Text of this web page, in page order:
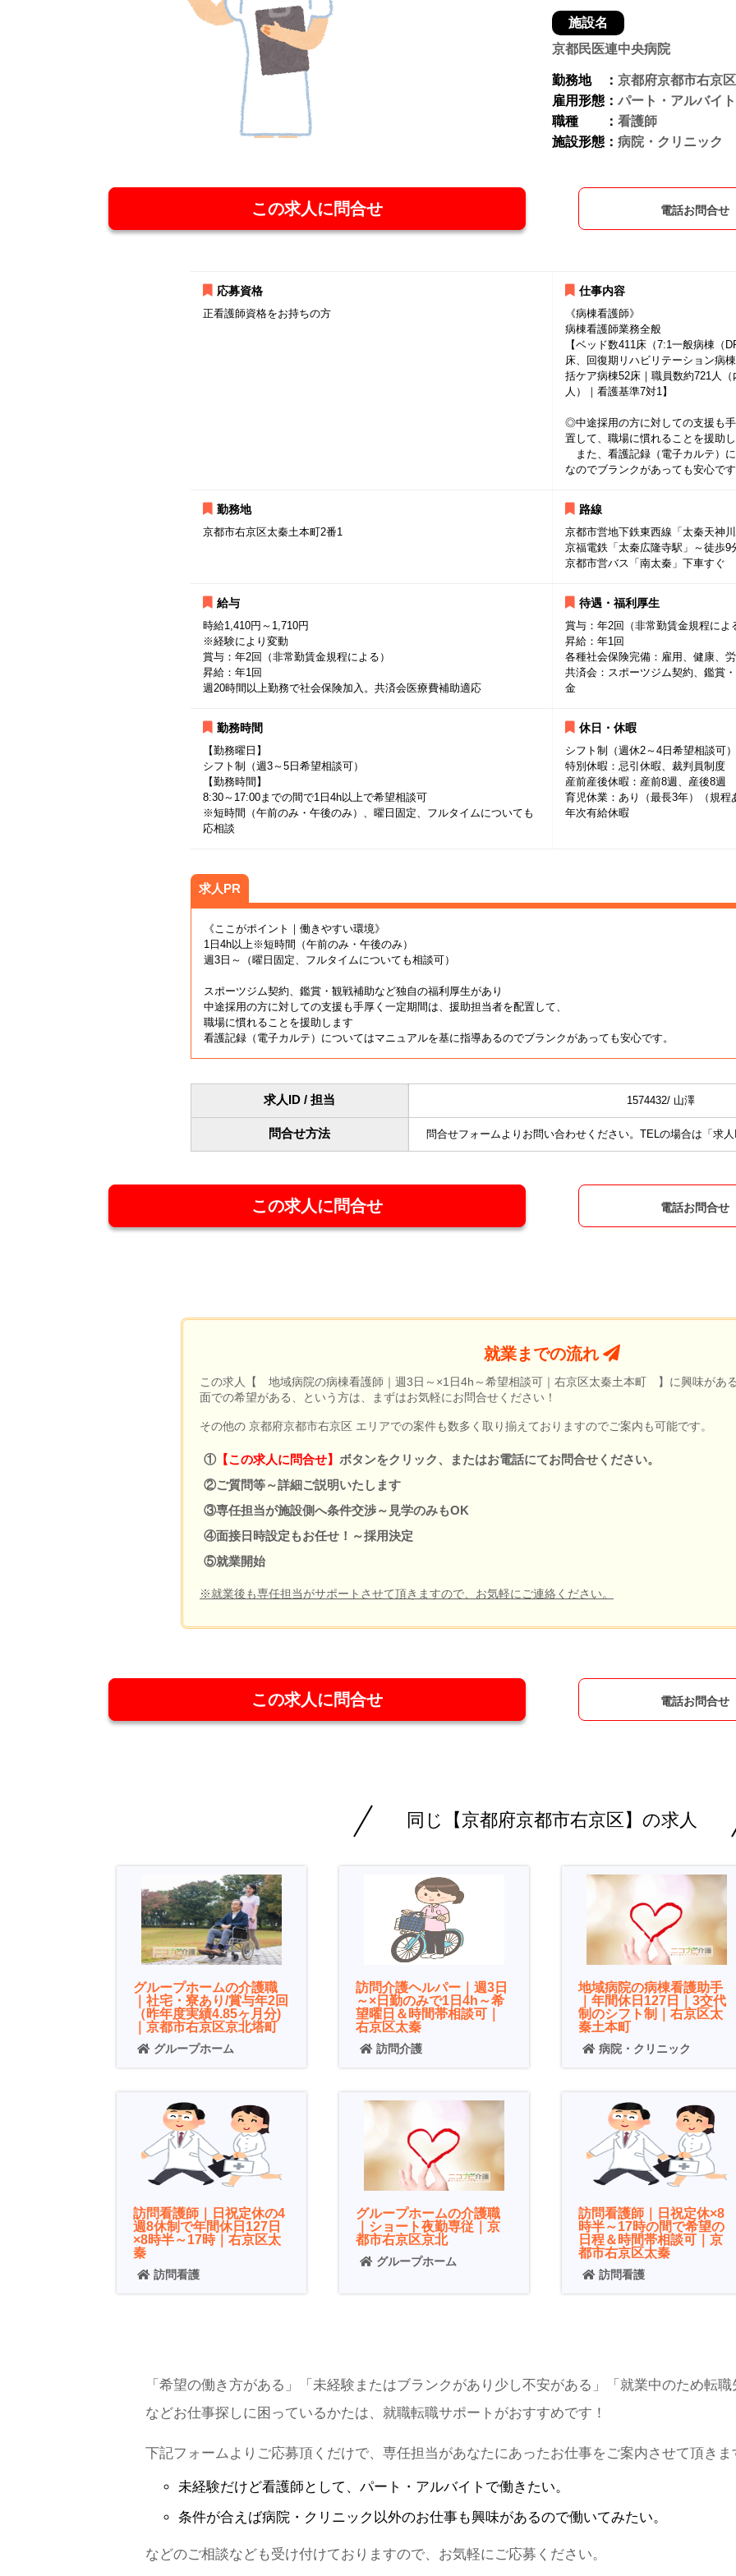
施設名
京都民医連中央病院
勤務地 ： 京都府京都市右京区
雇用形態： パート・アルバイト
職種 ： 看護師
施設形態： 病院・クリニック
この求人に問合せ 電話お問合せ
応募資格
正看護師資格をお持ちの方
仕事内容
《病棟看護師》
病棟看護師業務全般
【ベッド数411床（7:1一般病棟（
床、回復期リハビリテーション病
括ケア病棟52床｜職員数約721人
人）｜看護基準7対1】
◎中途採用の方に対しての支援も
置して、職場に慣れることを援助し
また、看護記録（電子カルテ）
なのでブランクがあっても安心です
勤務地
京都市右京区太秦土本町2番1
路線
京都市営地下鉄東西線「太秦天神
京福電鉄「太秦広隆寺駅」～徒歩9
京都市営バス「南太秦」下車すぐ
給与
時給1,410円～1,710円
※経験により変動
賞与：年2回（非常勤賃金規程による）
昇給：年1回
週20時間以上勤務で社会保険加入。共済会医療費補助適応
待遇・福利厚生
賞与：年2回（非常勤賃金規程によ
昇給：年1回
各種社会保険完備：雇用、健康、
共済会：スポーツジム契約、鑑賞
金
勤務時間
【勤務曜日】
シフト制（週3～5日希望相談可）
【勤務時間】
8:30～17:00までの間で1日4h以上で希望相談可
※短時間（午前のみ・午後のみ）、曜日固定、フルタイムについても
応相談
休日・休暇
シフト制（週休2～4日希望相談可）
特別休暇：忌引休暇、裁判員制度
産前産後休暇：産前8週、産後8週
育児休業：あり（最長3年）（規程
年次有給休暇
求人PR
《ここがポイント｜働きやすい環境》
1日4h以上※短時間（午前のみ・午後のみ）
週3日～（曜日固定、フルタイムについても相談可）
スポーツジム契約、鑑賞・観戦補助など独自の福利厚生があり
中途採用の方に対しての支援も手厚く一定期間は、援助担当者を配置して、
職場に慣れることを援助します
看護記録（電子カルテ）についてはマニュアルを基に指導あるのでブランクがあっても安心です。
求人ID / 担当 1574432/ 山澤
問合せ方法 問合せフォームよりお問い合わせください。 TELの場合は「求人
この求人に問合せ 電話お問合せ
就業までの流れ
この求人【 地域病院の病棟看護師｜週3日～×1日4h～希望相談可｜右京区太秦土本町 】に興味があ
面での希望がある、という方は、まずはお気軽にお問合せください！
その他の 京都府京都市右京区 エリアでの案件も数多く取り揃えておりますのでご案内も可能です。
① 【この求人に問合せ】 ボタンをクリック、またはお電話にてお問合せください。
②ご質問等～詳細ご説明いたします
③専任担当が施設側へ条件交渉～見学のみもOK
④面接日時設定もお任せ！～採用決定
⑤就業開始
※就業後も専任担当がサポートさせて頂きますので、お気軽にご連絡ください。
この求人に問合せ 電話お問合せ
同じ【京都府京都市右京区】の求人
グループホームの介護職
｜社宅・寮あり/賞与年2回
（昨年度実績4.85ヶ月分)
｜京都市右京区京北塔町
グループホーム
訪問介護ヘルパー｜週3日
～×日勤のみで1日4h～希
望曜日＆時間帯相談可｜
右京区太秦
訪問介護
地域病院の病棟看護助手
｜年間休日127日｜3交代
制のシフト制｜右京区太
秦土本町
病院・クリニック
訪問看護師｜日祝定休の4
週8休制で年間休日127日
×8時半～17時｜右京区太
秦
訪問看護
グループホームの介護職
｜ショート夜勤専従｜京
都市右京区京北
グループホーム
訪問看護師｜日祝定休×8
時半～17時の間で希望の
日程＆時間帯相談可｜京
都市右京区太秦
訪問看護
「希望の働き方がある」「未経験またはブランクがあり少し不安がある」「就業中のため転
などお仕事探しに困っているかたは、就職転職サポートがおすすめです！
下記フォームよりご応募頂くだけで、専任担当があなたにあったお仕事をご案内させて頂きま
未経験だけど看護師 として、 パート・アルバイト で働きたい。
条件が合えば病院・クリニック 以外のお仕事も興味があるので働いてみたい。
などのご相談なども受け付けておりますので、お気軽にご応募ください。